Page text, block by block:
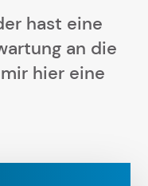
hast eine
an die
hier eine